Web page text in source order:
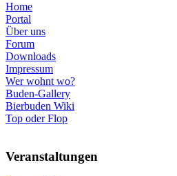
Home
Portal
Über uns
Forum
Downloads
Impressum
Wer wohnt wo?
Buden-Gallery
Bierbuden Wiki
Top oder Flop
Veranstaltungen